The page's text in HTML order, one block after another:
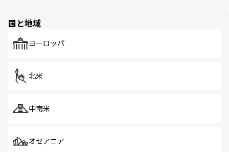
で、ホーカーズは地元の風情を楽しめる外せないスポット
国と地域
ヨーロッパ
北米
中南米
オセアニア